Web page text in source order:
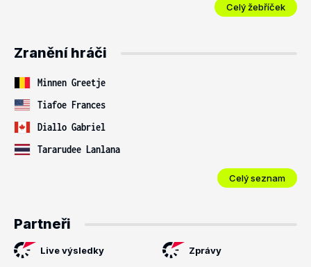
Celý žebříček
Zranění hráči
Minnen Greetje
Tiafoe Frances
Diallo Gabriel
Tararudee Lanlana
Celý seznam
Partneři
Live výsledky Zprávy